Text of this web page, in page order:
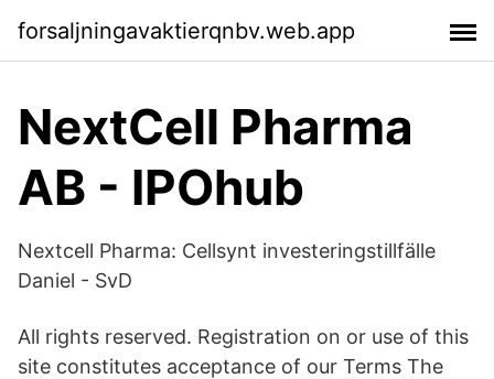
forsaljningavaktierqnbv.web.app
NextCell Pharma
AB - IPOhub
Nextcell Pharma: Cellsynt investeringstillfälle
Daniel - SvD
All rights reserved. Registration on or use of this
site constitutes acceptance of our Terms The